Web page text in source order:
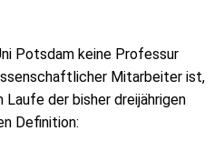
Potsdam keine Professur
Mitarbeiter ist,
der bisher dreijährigen
Definition: